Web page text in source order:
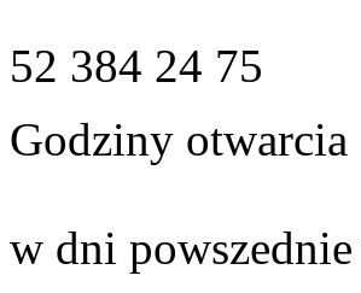
52 384 24 75
Godziny otwarcia
w dni